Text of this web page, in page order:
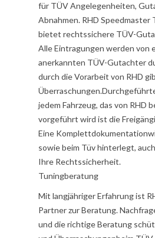
für TÜV Angelegenheiten,
Abnahmen. RHD Speedmaster
bietet rechtssichere TÜV-
Alle Eintragungen werden von
anerkannten TÜV-Gutachter
durch die Vorarbeit von RHD
jedem Fahrzeug, das von RHD
vorgeführt wird ist die
Eine
sowie beim Tüv hinterlegt,
Ihre Rechtssicherheit.
Tuningberatung
Mit langjähriger Erfahrung ist
Partner zur Beratung.
und die richtige Beratung